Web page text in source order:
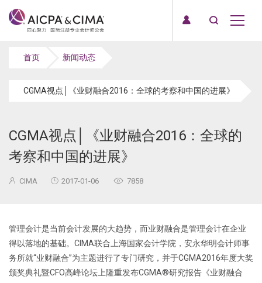
首页 新闻动态
CGMA视点│《业财融合2016：全球的考察和中国的进展》
CGMA视点│《业财融合2016：全球的
考察和中国的进展》
CIMA 2017-01-06 7858
管理会计是当前会计发展的大趋势，而业财融合是管理会计在企业
得以落地的基础。CIMA联合上海国家会计学院，安永华明会计师事
务所就“业财融合”为主题进行了专门研究，并于CGMA2016年度大奖
颁奖典礼暨CFO高峰论坛上隆重发布CGMA®研究报告《业财融合